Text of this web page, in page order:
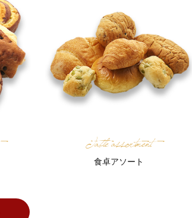
Table assortment
食卓アソート